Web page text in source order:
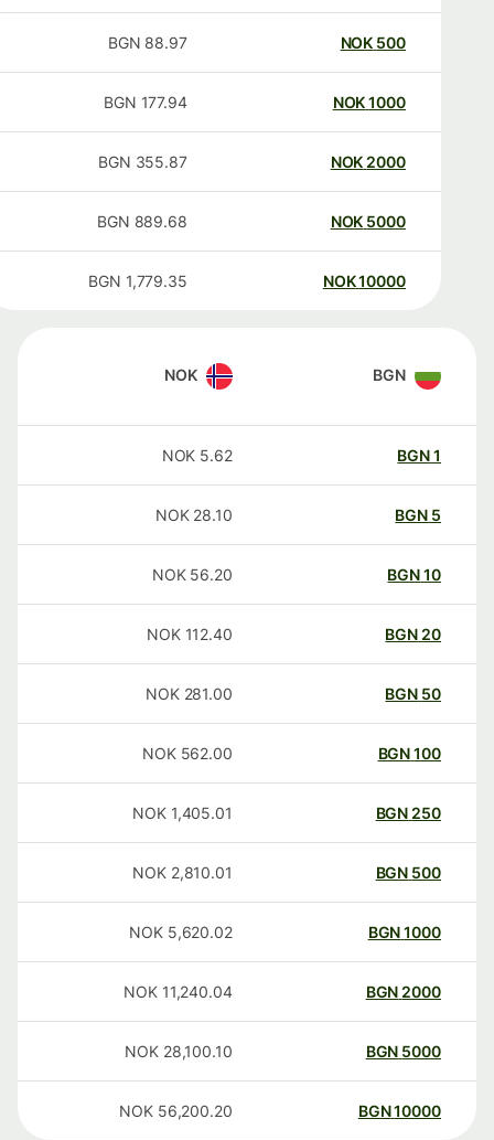
500
NOK
88.97
BGN
1000
NOK
177.94
BGN
2000
NOK
355.87
BGN
5000
NOK
889.68
BGN
10000
NOK
1,779.35
BGN
BGN
NOK
BGN
5.62
NOK
BGN
28.10
NOK
BGN
56.20
NOK
20
BGN
112.40
NOK
50
BGN
281.00
NOK
100
BGN
562.00
NOK
250
BGN
1,405.01
NOK
500
BGN
2,810.01
NOK
1000
BGN
5,620.02
NOK
2000
BGN
11,240.04
NOK
5000
BGN
28,100.10
NOK
10000
BGN
56,200.20
NOK